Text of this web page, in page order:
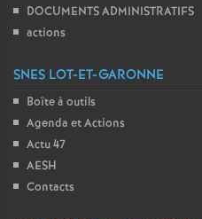
DOCUMENTS ADMINISTRATIFS
actions
SNES LOT-ET-GARONNE
Boîte à outils
Agenda et Actions
Actu 47
AESH
Contacts